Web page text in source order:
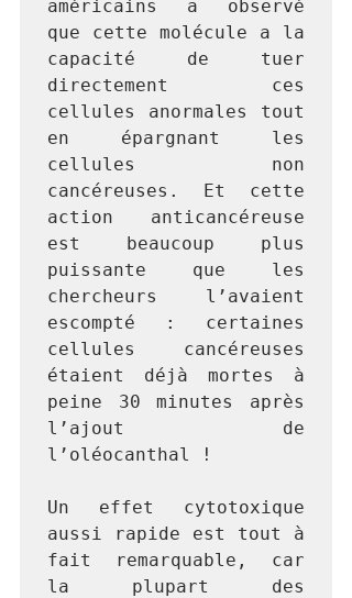
américains a observé
que cette molécule a la
capacité de tuer
directement ces
cellules anormales tout
en épargnant les
cellules non
cancéreuses. Et cette
action anticancéreuse
est beaucoup plus
puissante que les
chercheurs l’avaient
escompté : certaines
cellules cancéreuses
étaient déjà mortes à
peine 30 minutes après
l’ajout de
l’oléocanthal !
Un effet cytotoxique
aussi rapide est tout à
fait remarquable, car
la plupart des